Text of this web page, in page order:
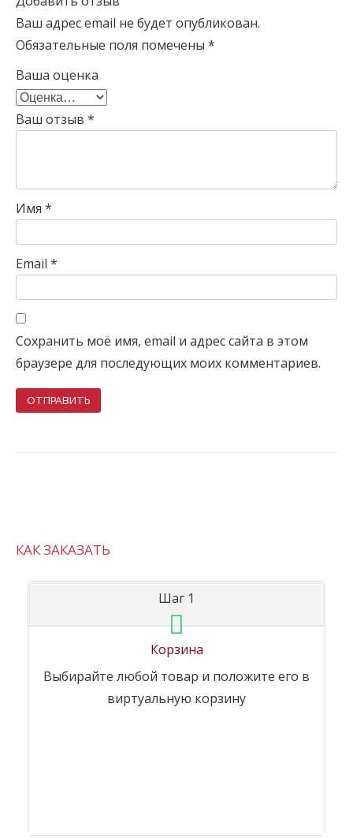
Ваш адрес email не будет опубликован.
Обязательные поля помечены *
Ваша оценка
Ваш отзыв *
Имя *
Email *
Сохранить моё имя, email и адрес сайта в этом
браузере для последующих моих комментариев.
КАК ЗАКАЗАТЬ
Шаг 1
Корзина
Выбирайте любой товар и положите его в
виртуальную корзину